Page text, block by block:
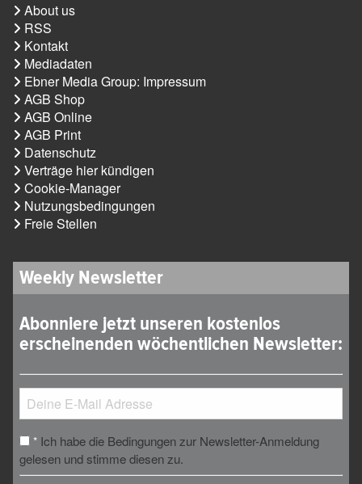
About us
RSS
Kontakt
Mediadaten
Ebner Media Group: Impressum
AGB Shop
AGB Online
AGB Print
Datenschutz
Verträge hier kündigen
Cookie-Manager
Nutzungsbedingungen
Freie Stellen
Weekly Newsletter
Abonniere jetzt unseren kostenlos
erscheinenden wöchentlichen Newsletter:
* Ich habe die Bedingungen zur Newsletter-Anmeldung
gelesen und stimme diesen zu.